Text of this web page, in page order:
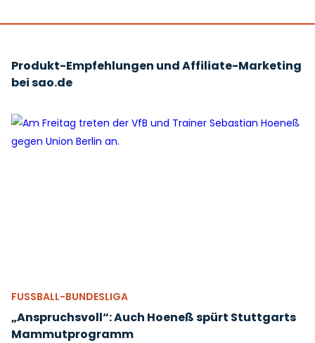
Produkt-Empfehlungen und Affiliate-Marketing
bei sao.de
FUSSBALL-BUNDESLIGA
„Anspruchsvoll“: Auch Hoeneß spürt Stuttgarts
Mammutprogramm